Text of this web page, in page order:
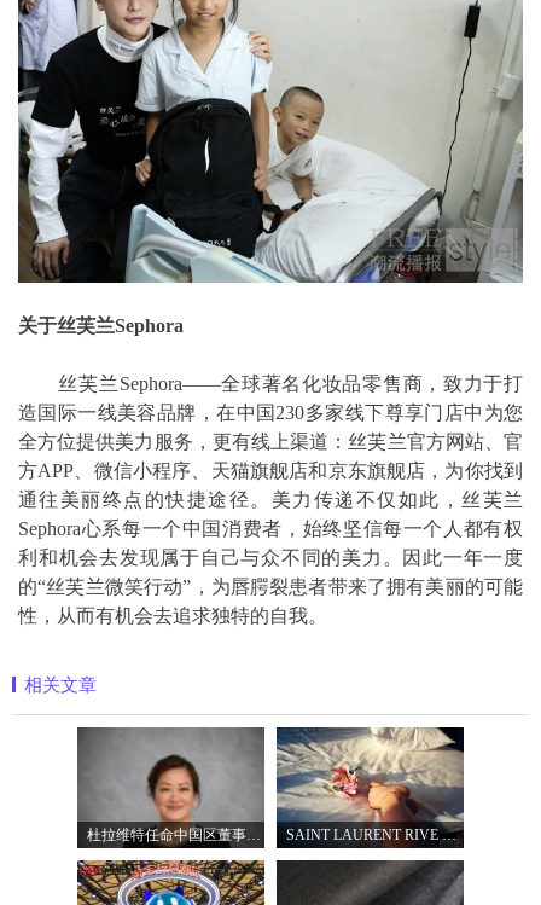
关于丝芙兰Sephora
丝芙兰Sephora——全球著名化妆品零售商，致力于打
造国际一线美容品牌，在中国230多家线下尊享门店中为您
全方位提供美力服务，更有线上渠道：丝芙兰官方网站、官
方APP、微信小程序、天猫旗舰店和京东旗舰店，为你找到
通往美丽终点的快捷途径。美力传递不仅如此，丝芙兰
Sephora心系每一个中国消费者，始终坚信每一个人都有权
利和机会去发现属于自己与众不同的美力。因此一年一度
的“丝芙兰微笑行动”，为唇腭裂患者带来了拥有美丽的可能
性，从而有机会去追求独特的自我。
相关文章
杜拉维特任命中国区董事总经理杨琛女士 SAINT LAURENT RIVE DROITE圣罗兰北京右岸精品店